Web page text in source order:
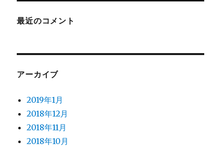
最近のコメント
アーカイブ
2019年1月
2018年12月
2018年11月
2018年10月